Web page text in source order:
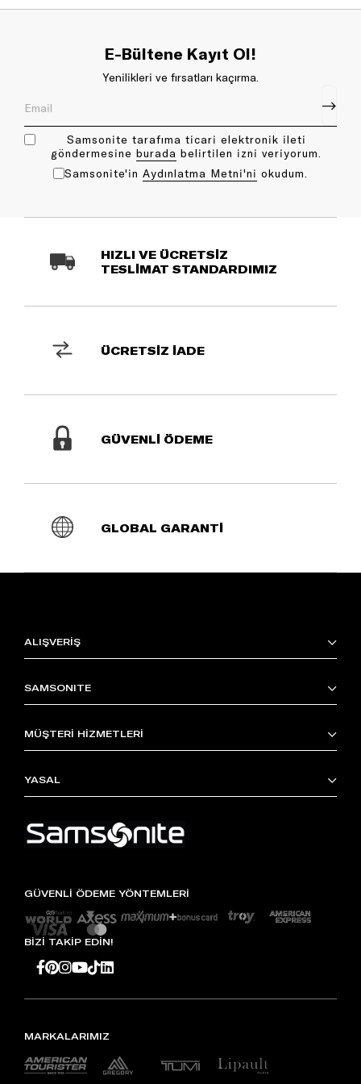
E-Bültene Kayıt Ol!
Yenilikleri ve fırsatları kaçırma.
Samsonite tarafıma ticari elektronik ileti
göndermesine bu rada belirtilen izni veriyorum.
Samsonite'in Aydınlatma Metni'ni okudum.
HIZLI VE ÜCRETSİZ
TESLİMAT STANDARDIMIZ
ÜCRETSİZ İADE
GÜVENLİ ÖDEME
GLOBAL GARANTİ
ALIŞVERİŞ
SAMSONITE
MÜŞTERİ HİZMETLERİ
YASAL
GÜVENLİ ÖDEME YÖNTEMLERİ
BİZİ TAKİP EDİN!
MARKALARIMIZ